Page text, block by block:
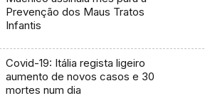
Prevenção dos Maus Tratos
Infantis
Covid-19: Itália regista ligeiro
aumento de novos casos e 30
mortes num dia